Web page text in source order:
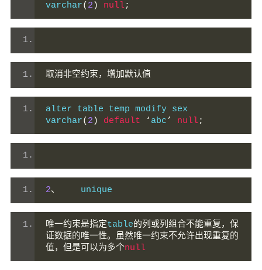
varchar( 2 ) null;
取消非空约束，增加默认值
alter table temp modify sex
varchar( 2 ) default ‘ abc ’ null;
2、
    unique
唯一约束是指定table的列或列组合不能重复，保
证数据的唯一性。虽然唯一约束不允许出现重复的
值，但是可以为多个null